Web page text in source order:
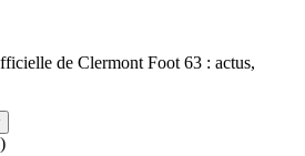
de Clermont Foot 63 : actus,